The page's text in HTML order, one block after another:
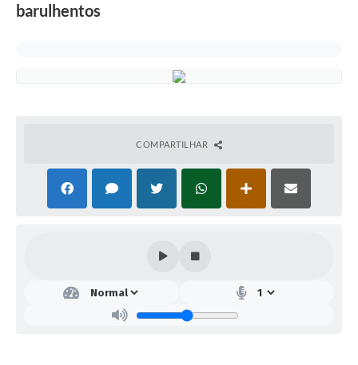
barulhentos
COMPARTILHAR